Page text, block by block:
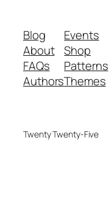
Blog
About
FAQs
Authors
Events
Shop
Patterns
Themes
Twenty Twenty-Five